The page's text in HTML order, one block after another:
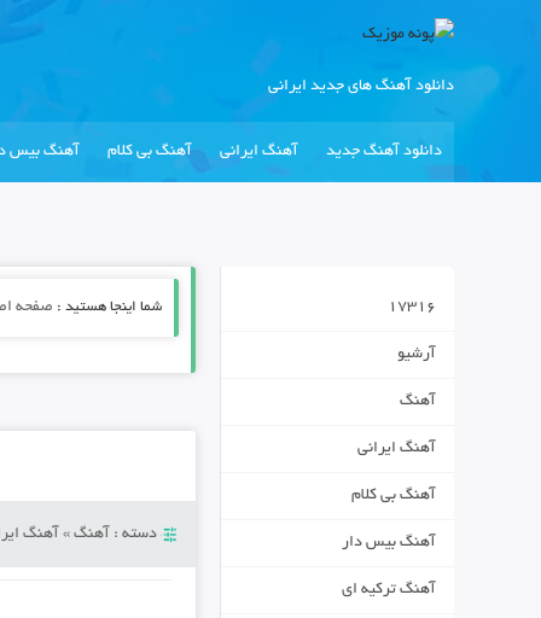
دانلود آهنگ های جدید ایرانی
دانلود آهنگ جدید آهنگ ایرانی آهنگ بی کلام آهنگ بیس
شما اینجا هستید : صفحه
دسته : آهنگ» آهنگ
17316
آرشیو
آهنگ
آهنگ ایرانی
آهنگ بی کلام
آهنگ بیس دار
آهنگ ترکیه ای